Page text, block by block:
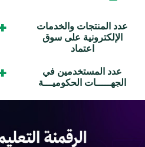
عدد المنتجات والخدمات
الإلكترونية على سوق
اعتماد
عدد المستخدمين في
الجهـــــات الحكوميـــة